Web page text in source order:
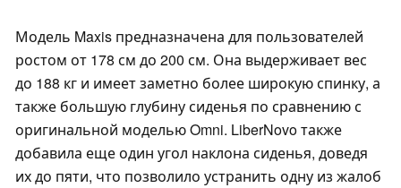
Модель Maxis предназначена для пользователей
ростом от 178 см до 200 см. Она выдерживает вес
до 188 кг и имеет заметно более широкую спинку, а
также большую глубину сиденья по сравнению с
оригинальной моделью Omni. LiberNovo также
добавила еще один угол наклона сиденья, доведя
их до пяти, что позволило устранить одну из жалоб